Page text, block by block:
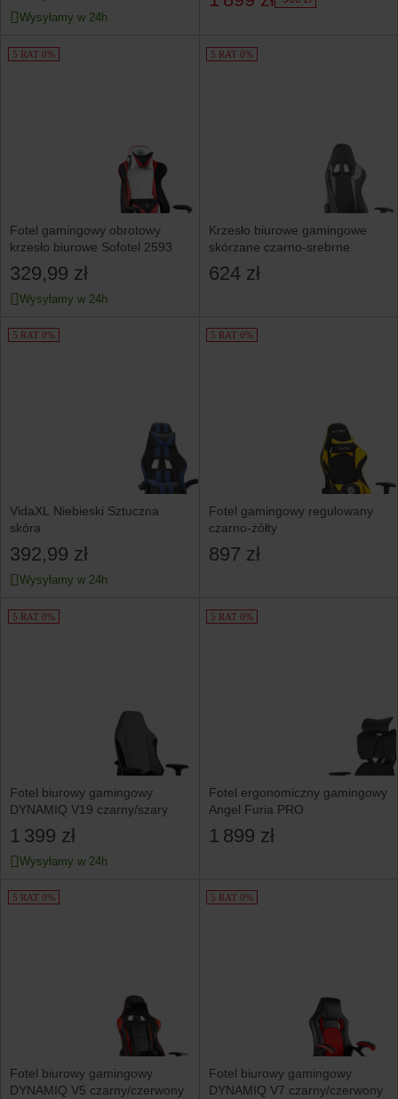
Wysyłamy w 24h
5 RAT 0%
Fotel gamingowy obrotowy
krzesło biurowe Sofotel 2593
329,99 zł
Wysyłamy w 24h
5 RAT 0%
Krzesło biurowe gamingowe
skórzane czarno-srebrne
624 zł
5 RAT 0%
VidaXL Niebieski Sztuczna
skóra
392,99 zł
Wysyłamy w 24h
5 RAT 0%
Fotel gamingowy regulowany
czarno-żółty
897 zł
5 RAT 0%
Fotel biurowy gamingowy
DYNAMIQ V19 czarny/szary
1 399 zł
Wysyłamy w 24h
5 RAT 0%
Fotel ergonomiczny gamingowy
Angel Furia PRO
1 899 zł
5 RAT 0%
Fotel biurowy gamingowy
DYNAMIQ V5 czarny/czerwony
5 RAT 0%
Fotel biurowy gamingowy
DYNAMIQ V7 czarny/czerwony